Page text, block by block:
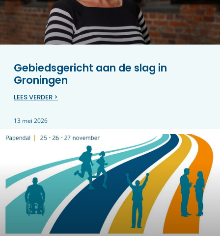
Gebiedsgericht aan de slag in
Groningen
LEES VERDER >
13 mei 2026